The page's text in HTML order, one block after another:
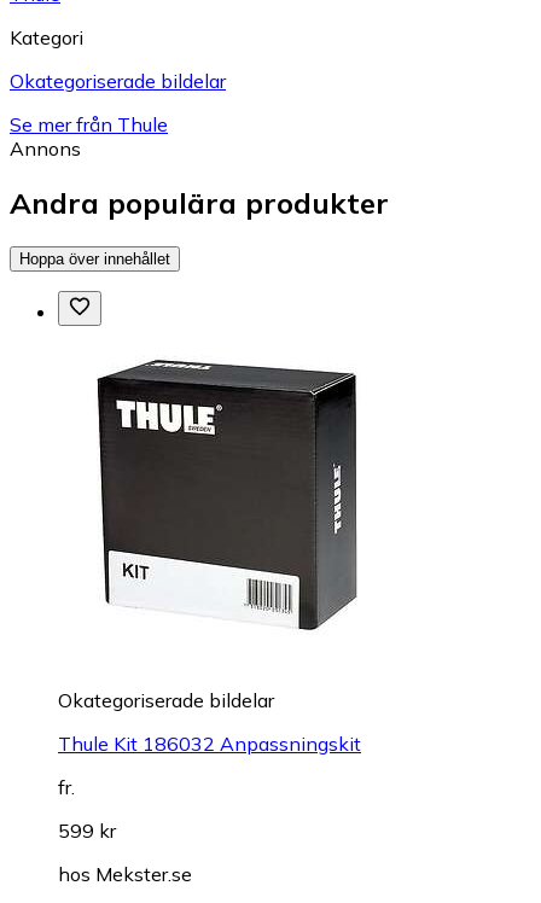
Kategori
Okategoriserade bildelar
Se mer från Thule
Annons
Andra populära produkter
Hoppa över innehållet
Okategoriserade bildelar
Thule Kit 186032 Anpassningskit
fr.
599 kr
hos Mekster.se